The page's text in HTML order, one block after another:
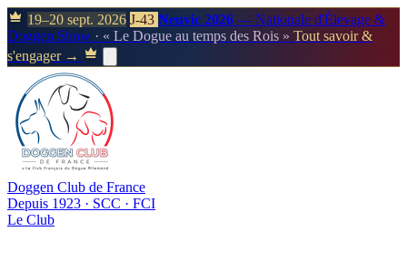
19–20 sept. 2026 J-43 Neuvic 2026 — Nationale d'Élevage &
Doggen Show · « Le Dogue au temps des Rois » Tout savoir &
s'engager →
Doggen Club de France
Depuis 1923 · SCC · FCI
Le Club